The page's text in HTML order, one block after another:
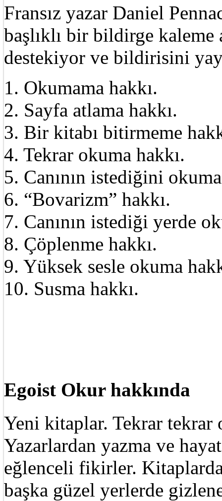
Fransız yazar Daniel
başlıklı bir bildirge kaleme
destekiyor ve bildirisini
1. Okumama hakkı.
2. Sayfa atlama hakkı.
3. Bir kitabı bitirmeme
4. Tekrar okuma hakkı.
5. Canının istediğini
6. “Bovarizm” hakkı.
7. Canının istediği yerde
8. Çöplenme hakkı.
9. Yüksek sesle okuma
10. Susma hakkı.
Egoist Okur hakkında
Yeni kitaplar. Tekrar tekrar
Yazarlardan yazma ve
eğlenceli fikirler.
başka güzel yerlerde